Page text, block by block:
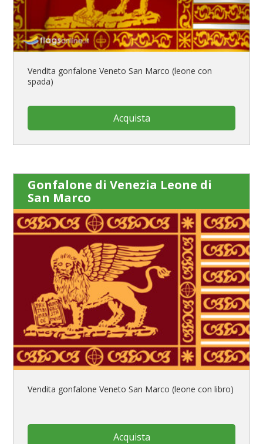
Vendita gonfalone Veneto San Marco (leone con
spada)
Acquista
Gonfalone di Venezia Leone di
San Marco
Vendita gonfalone Veneto San Marco (leone con libro)
Acquista